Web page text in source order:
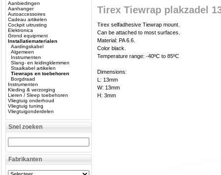
Aanbiedingen
Aanhanger
Autoaccessoires
Cadeau artikelen
Cockpit uitrusting
Elektronica
Grond equipment
Installatiematerialen
Aardingskabel
Algemeen
Instrumenten
Slang- en leidingklemmen
Staalkabel artikelen
Tiewraps en toebehoren
Borgdraad
Instrumenten
Kleding & verzorging
Lieren / Sleep toebehoren
Vliegtuig onderhoud
Vliegtuig tuning
Vliegtuigonderdelen
Snel zoeken
Fabrikanten
Tirex Tiewrap plakzadel
Tirex selfadhesive Tiewrap mount.
Can be attached to most surfaces.
Material: PA 6.6.
Color black.
Temperature range: -40ºC to 85ºC
Dimensions:
L: 13mm
W: 13mm
H: 3mm